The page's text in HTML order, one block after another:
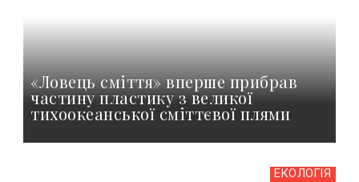
«Ловець сміття» вперше прибрав
частину пластику з великої
тихоокеанської сміттєвої плями
ЕКОЛОГІЯ